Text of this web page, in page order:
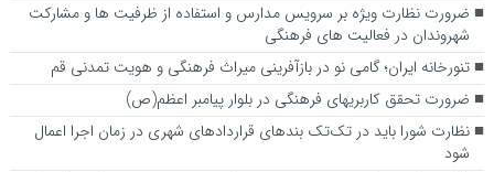
ضرورت نظارت ویژه بر سرویس مدارس و استفاده از ظرفیت ها و مشارکت
شهروندان در فعالیت های فرهنگی
تنورخانه ایران؛ گامی نو در بازآفرینی میراث فرهنگی و هویت تمدنی قم
ضرورت تحقق کاربری­های فرهنگی در بلوار پیامبر اعظم(ص)
نظارت شورا باید در تک‌تک بندهای قراردادهای شهری در زمان اجرا اعمال
شود